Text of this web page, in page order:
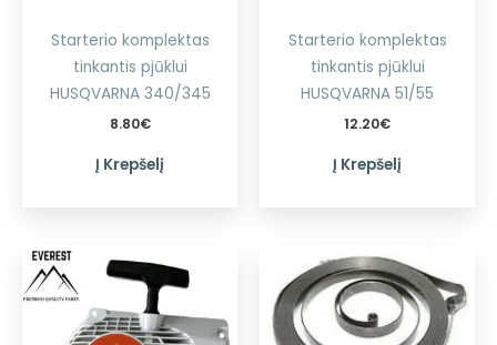
Starterio komplektas
tinkantis pjūklui
HUSQVARNA 340/345
8.80€
Į Krepšelį
Starterio komplektas
tinkantis pjūklui
HUSQVARNA 51/55
12.20€
Į Krepšelį